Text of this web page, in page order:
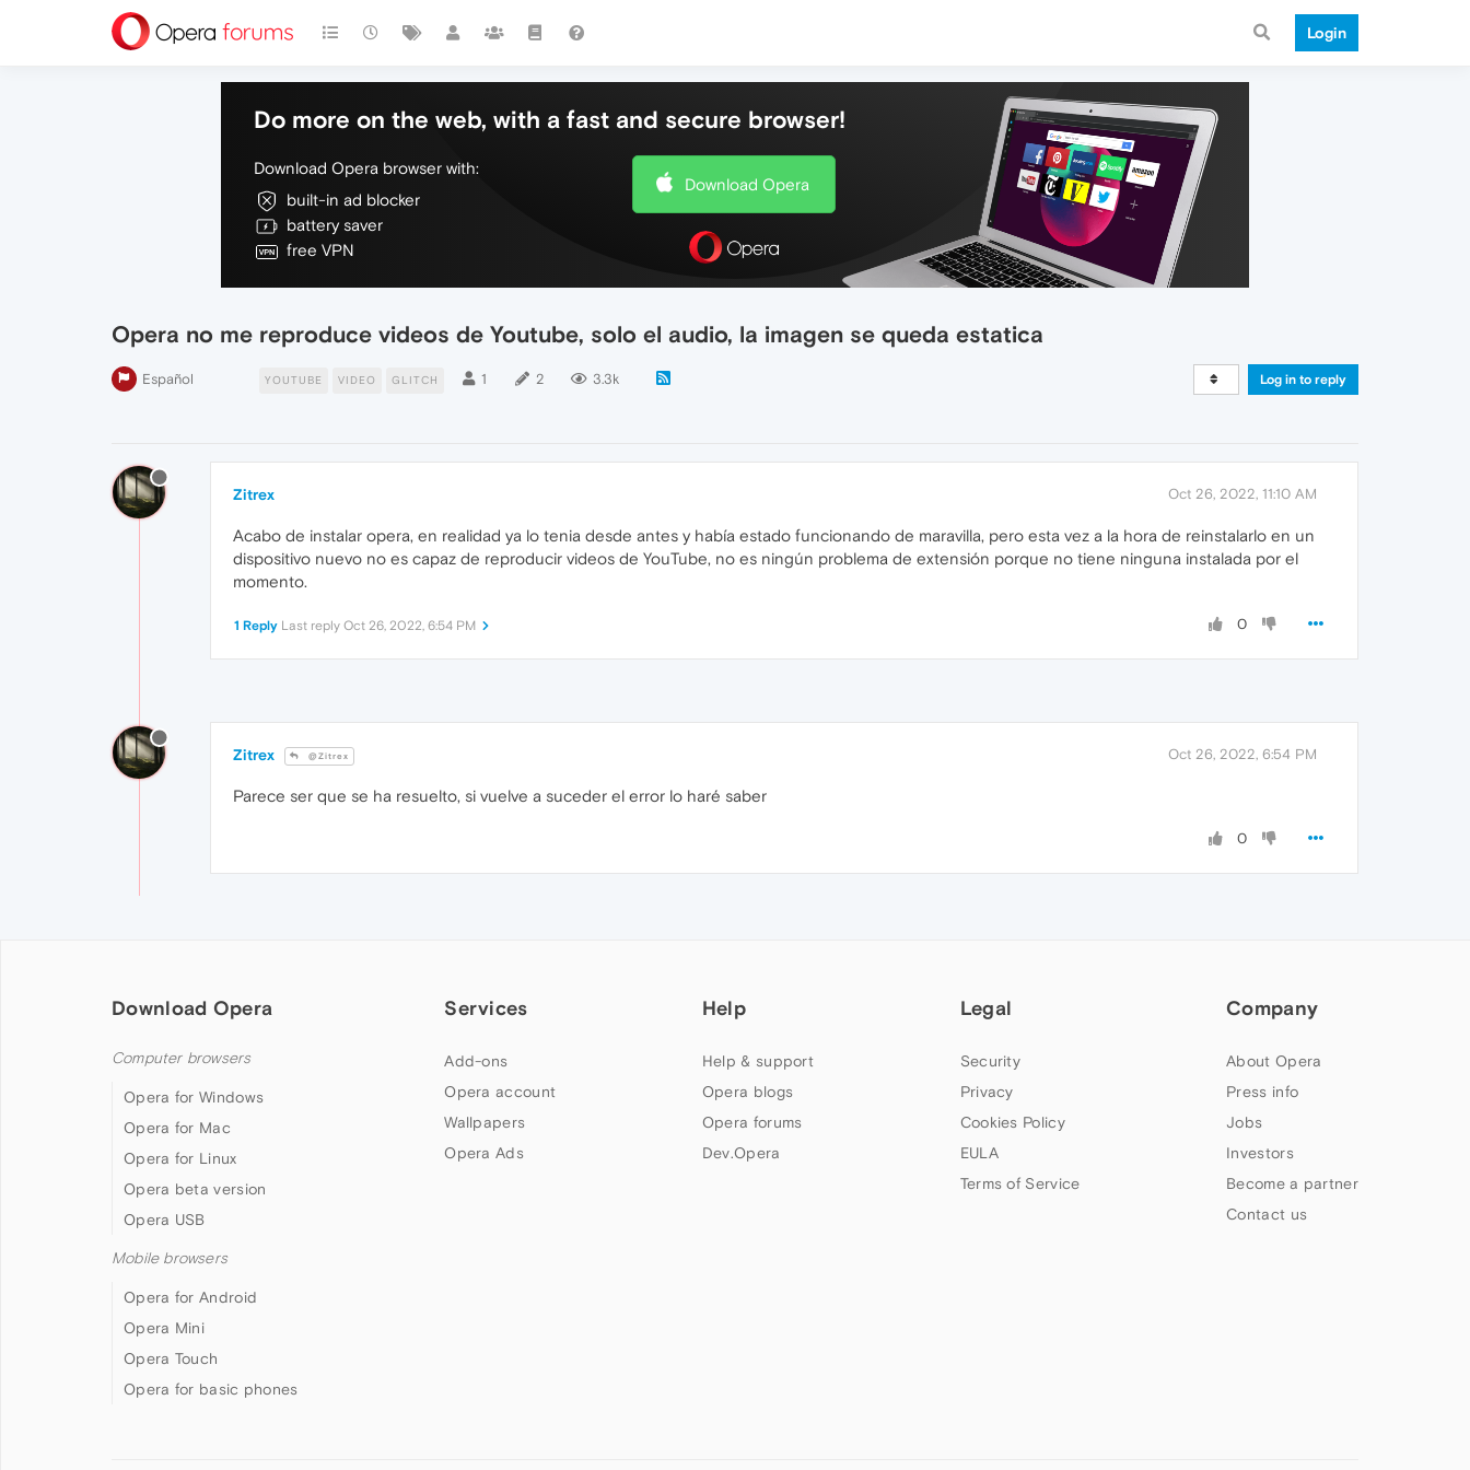
Login
Do more on the web, with a fast and secure browser!
Download Opera browser with:
built-in ad blocker
battery saver
free VPN
Download Opera
Opera no me reproduce videos de Youtube, solo el audio, la imagen se queda estatica
Español YOUTUBE VIDEO GLITCH 1 2 3.3k Log in to reply
Zitrex Oct 26, 2022, 11:10 AM
Acabo de instalar opera, en realidad ya lo tenia desde antes y había estado funcionando de maravilla, pero esta vez a la hora de reinstalarlo en un
dispositivo nuevo no es capaz de reproducir videos de YouTube, no es ningún problema de extensión porque no tiene ninguna instalada por el
momento.
0
1 Reply Last reply Oct 26, 2022, 6:54 PM
Zitrex @Zitrex Oct 26, 2022, 6:54 PM
Parece ser que se ha resuelto, si vuelve a suceder el error lo haré saber
0
Download Opera
Computer browsers
Opera for Windows
Opera for Mac
Opera for Linux
Opera beta version
Opera USB
Mobile browsers
Opera for Android
Opera Mini
Opera Touch
Opera for basic phones
Services
Add-ons
Opera account
Wallpapers
Opera Ads
Help
Help & support
Opera blogs
Opera forums
Dev.Opera
Legal
Security
Privacy
Cookies Policy
EULA
Terms of Service
Company
About Opera
Press info
Jobs
Investors
Become a partner
Contact us